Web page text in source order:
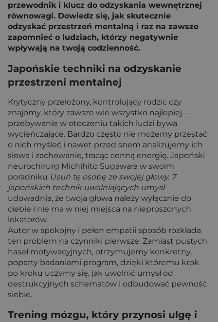
przewodnik i klucz do odzyskania wewnętrznej
równowagi. Dowiedz się, jak skutecznie
odzyskać przestrzeń mentalną i raz na zawsze
zapomnieć o ludziach, którzy negatywnie
wpływają na twoją codzienność.
Japońskie techniki na odzyskanie
przestrzeni mentalnej
Krytyczny przełożony, kontrolujący rodzic czy
znajomy, który zawsze wie wszystko najlepiej –
przebywanie w otoczeniu takich ludzi bywa
wycieńczające. Bardzo często nie możemy przestać
o nich myśleć i nawet przed snem analizujemy ich
słowa i zachowanie, tracąc cenną energię. Japoński
neurochirurg Michihito Sugawara w swoim
poradniku Usuń tę osobę ze swojej głowy. 7
japońskich technik uwalniających umysł
udowadnia, że twoja głowa należy wyłącznie do
ciebie i nie ma w niej miejsca na nieproszonych
lokatorów.
Autor w spokojny i pełen empatii sposób rozkłada
ten problem na czynniki pierwsze. Zamiast pustych
haseł motywacyjnych, otrzymujemy konkretny,
poparty badaniami program, dzięki któremu krok
po kroku uczymy się, jak uwolnić umysł od
destrukcyjnych schematów i odbudować pewność
siebie.
Trening mózgu, który przynosi ulgę i